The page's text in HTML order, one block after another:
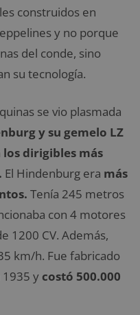
construidos en
y no porque
del conde, sino
su tecnología.
se vio plasmada
y su gemelo LZ
los dirigibles más
El Hindenburg era más
Tenía 245 metros
con 4 motores
1200 CV. Además,
km/h. Fue fabricado
y costó 500.000